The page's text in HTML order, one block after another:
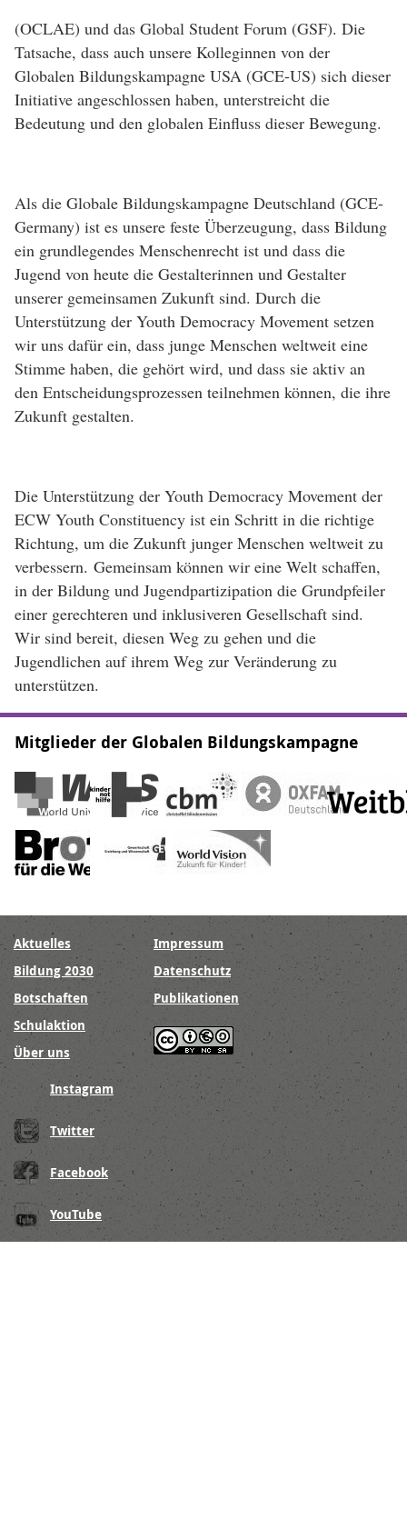
(OCLAE) und das Global Student Forum (GSF). Die
Tatsache, dass auch unsere Kolleginnen von der
Globalen Bildungskampagne USA (GCE-US) sich dieser
Initiative angeschlossen haben, unterstreicht die
Bedeutung und den globalen Einfluss dieser Bewegung.
Als die Globale Bildungskampagne Deutschland (GCE-
Germany) ist es unsere feste Überzeugung, dass Bildung
ein grundlegendes Menschenrecht ist und dass die
Jugend von heute die Gestalterinnen und Gestalter
unserer gemeinsamen Zukunft sind. Durch die
Unterstützung der Youth Democracy Movement setzen
wir uns dafür ein, dass junge Menschen weltweit eine
Stimme haben, die gehört wird, und dass sie aktiv an
den Entscheidungsprozessen teilnehmen können, die ihre
Zukunft gestalten.
Die Unterstützung der Youth Democracy Movement der
ECW Youth Constituency ist ein Schritt in die richtige
Richtung, um die Zukunft junger Menschen weltweit zu
verbessern. Gemeinsam können wir eine Welt schaffen,
in der Bildung und Jugendpartizipation die Grundpfeiler
einer gerechteren und inklusiveren Gesellschaft sind.
Wir sind bereit, diesen Weg zu gehen und die
Jugendlichen auf ihrem Weg zur Veränderung zu
unterstützen.
Mitglieder der Globalen Bildungskampagne
Hauptnavigation
Aktuelles
Bildung 2030
Botschaften
Schulaktion
Über uns
Meta-
Navigation
Impressum
Datenschutz
Publikationen
Instagram
Twitter
Facebook
YouTube